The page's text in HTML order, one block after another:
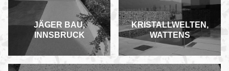
JÄGER BAU,
INNSBRUCK
KRISTALLWELTEN,
WATTENS